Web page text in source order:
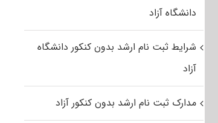
دانشگاه آزاد
شرایط ثبت نام ارشد بدون کنکور دانشگاه
آزاد
مدارک ثبت نام ارشد بدون کنکور آزاد